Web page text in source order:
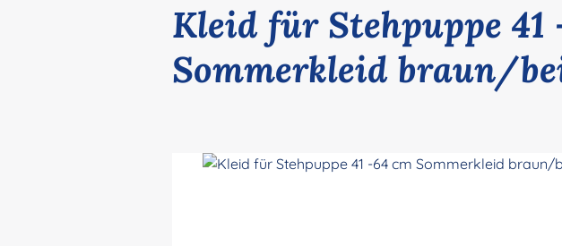
Kleid für Stehpuppe 41
Sommerkleid braun/